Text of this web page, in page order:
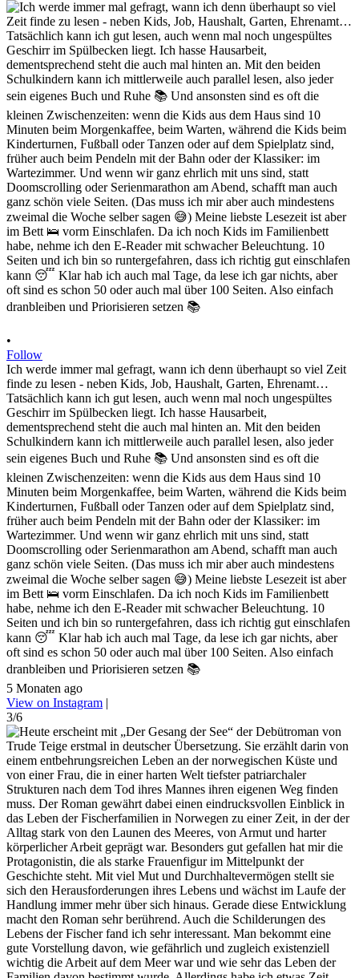
•
Follow
Ich werde immer mal gefragt, wann ich denn überhaupt so viel Zeit
finde zu lesen - neben Kids, Job, Haushalt, Garten, Ehrenamt…
Tatsächlich kann ich gut lesen, auch wenn mal noch ungespültes
Geschirr im Spülbecken liegt. Ich hasse Hausarbeit,
dementsprechend steht die auch mal hinten an. Mit den beiden
Schulkindern kann ich mittlerweile auch parallel lesen, also jeder
sein eigenes Buch und Ruhe 📚 Und ansonsten sind es oft die
kleinen Zwischenzeiten: wenn die Kids aus dem Haus sind 10
Minuten beim Morgenkaffee, beim Warten, während die Kids beim
Kinderturnen, Fußball oder Tanzen oder auf dem Spielplatz sind,
früher auch beim Pendeln mit der Bahn oder der Klassiker: im
Wartezimmer. Und wenn wir ganz ehrlich mit uns sind, statt
Doomscrolling oder Serienmarathon am Abend, schafft man auch
ganz schön viele Seiten. (Das muss ich mir aber auch mindestens
zweimal die Woche selber sagen 😅) Meine liebste Lesezeit ist aber
im Bett 🛌 vorm Einschlafen. Da ich noch Kids im Familienbett
habe, nehme ich den E-Reader mit schwacher Beleuchtung. 10
Seiten und ich bin so runtergefahren, dass ich richtig gut einschlafen
kann 😴 Klar hab ich auch mal Tage, da lese ich gar nichts, aber
oft sind es schon 50 oder auch mal über 100 Seiten. Also einfach
dranbleiben und Priorisieren setzen 📚
5 Monaten ago
View on Instagram |
3/6